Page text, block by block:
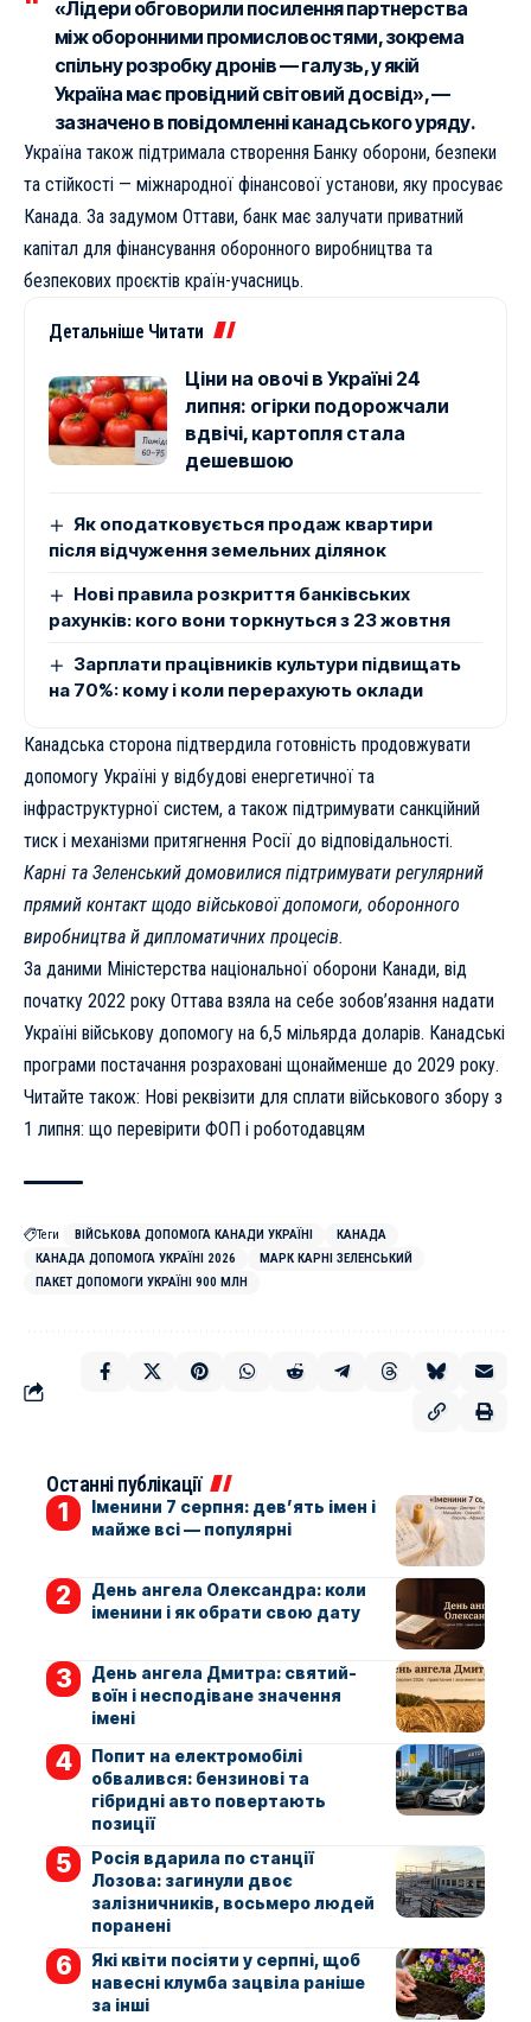
«Лідери обговорили посилення партнерства
між оборонними промисловостями, зокрема
спільну розробку дронів — галузь, у якій
Україна має провідний світовий досвід», —
зазначено в повідомленні канадського уряду.
Україна також підтримала створення Банку оборони, безпеки
та стійкості — міжнародної фінансової установи, яку просуває
Канада. За задумом Оттави, банк має залучати приватний
капітал для фінансування оборонного виробництва та
безпекових проєктів країн-учасниць.
Детальніше Читати
Ціни на овочі в Україні 24
липня: огірки подорожчали
вдвічі, картопля стала
дешевшою
Як оподатковується продаж квартири
після відчуження земельних ділянок
Нові правила розкриття банківських
рахунків: кого вони торкнуться з 23 жовтня
Зарплати працівників культури підвищать
на 70%: кому і коли перерахують оклади
Канадська сторона підтвердила готовність продовжувати
допомогу Україні у відбудові енергетичної та
інфраструктурної систем, а також підтримувати санкційний
тиск і механізми притягнення Росії до відповідальності.
Карні та Зеленський домовилися підтримувати регулярний
прямий контакт щодо військової допомоги, оборонного
виробництва й дипломатичних процесів.
За даними Міністерства національної оборони Канади, від
початку 2022 року Оттава взяла на себе зобов’язання надати
Україні військову допомогу на 6,5 мільярда доларів. Канадські
програми постачання розраховані щонайменше до 2029 року.
Читайте також: Нові реквізити для сплати військового збору з
1 липня: що перевірити ФОП і роботодавцям
Теги ВІЙСЬКОВА ДОПОМОГА КАНАДИ УКРАЇНІ
КАНАДА
КАНАДА ДОПОМОГА УКРАЇНІ 2026
МАРК КАРНІ ЗЕЛЕНСЬКИЙ
ПАКЕТ ДОПОМОГИ УКРАЇНІ 900 МЛН
Останні публікації
Іменини 7 серпня: дев’ять імен і
майже всі — популярні
День ангела Олександра: коли
іменини і як обрати свою дату
День ангела Дмитра: святий-
воїн і несподіване значення
імені
Попит на електромобілі
обвалився: бензинові та
гібридні авто повертають
позиції
Росія вдарила по станції
Лозова: загинули двоє
залізничників, восьмеро людей
поранені
Які квіти посіяти у серпні, щоб
навесні клумба зацвіла раніше
за інші